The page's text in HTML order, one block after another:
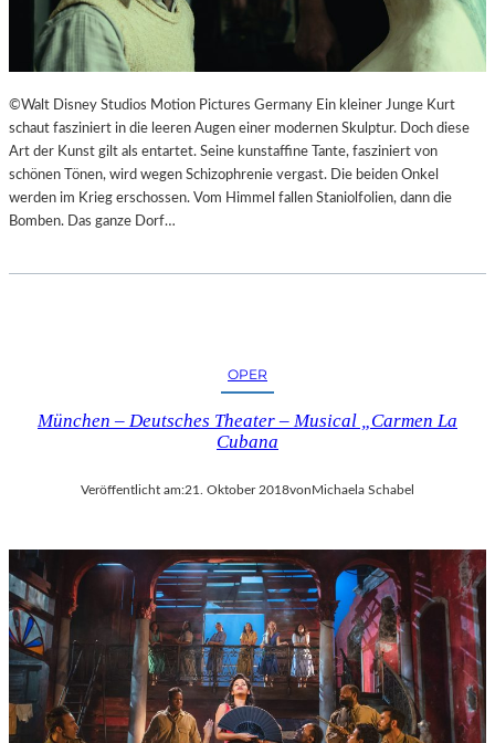
H
E
A
T
E
R
A
N
D
E
S
T
D
B
E
R
N
©Walt Disney Studios Motion Pictures Germany Ein kleiner Junge Kurt
schaut fasziniert in die leeren Augen einer modernen Skulptur. Doch diese
Art der Kunst gilt als entartet. Seine kunstaffine Tante, fasziniert von
schönen Tönen, wird wegen Schizophrenie vergast. Die beiden Onkel
werden im Krieg erschossen. Vom Himmel fallen Staniolfolien, dann die
Bomben. Das ganze Dorf…
OPER
München – Deutsches Theater – Musical „Carmen La
Cubana
Veröffentlicht am:21. Oktober 2018vonMichaela Schabel